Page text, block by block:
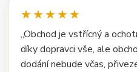
★★★★★
„Obchod je vstřícný a
díky dopravci vše, ale
dodání nebude včas,